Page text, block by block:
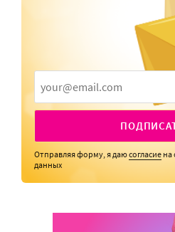
Отправляя форму, я даюсогласие на
данных